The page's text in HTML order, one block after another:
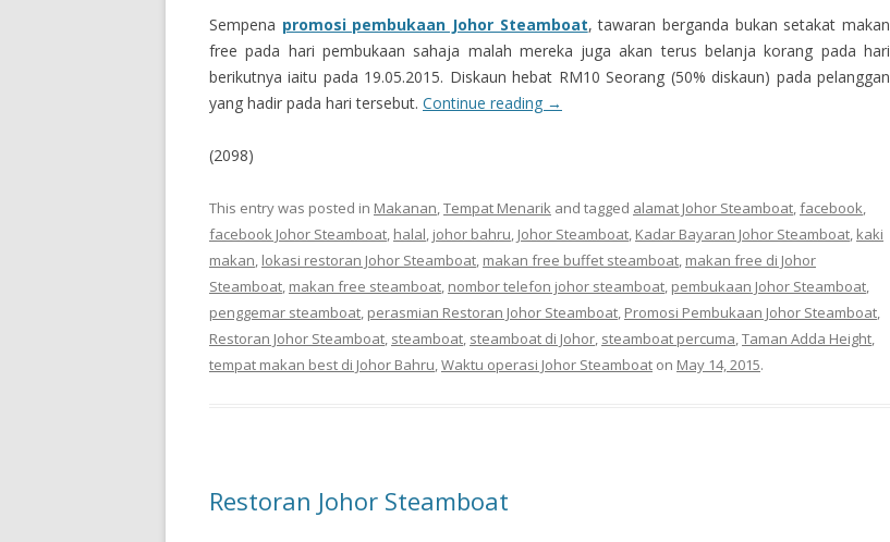
Sempena promosi pembukaan Johor Steamboat‬, tawaran berganda bukan setakat makan
free pada hari pembukaan sahaja malah mereka juga akan terus belanja korang pada hari
berikutnya iaitu pada 19.05.2015. ‎Diskaun‬ hebat RM10 Seorang (50% diskaun) pada pelanggan
yang hadir pada hari tersebut. Continue reading →
(2098)
This entry was posted in Makanan,Tempat Menarik and tagged alamat Johor Steamboat,facebook,
facebook Johor Steamboat, halal, johor bahru, Johor Steamboat, Kadar Bayaran Johor Steamboat, kaki
makan, lokasi restoran Johor Steamboat, makan free‬ buffet steamboat, makan free di Johor
Steamboat, makan free steamboat, nombor telefon johor steamboat, pembukaan Johor Steamboat,
penggemar steamboat, perasmian Restoran Johor Steamboat, Promosi Pembukaan Johor ‎Steamboat,
Restoran Johor Steamboat, steamboat, steamboat di Johor, steamboat percuma,Taman Adda Height,
tempat makan best di Johor Bahru,Waktu operasi Johor Steamboat on May 14, 2015.
Restoran Johor Steamboat